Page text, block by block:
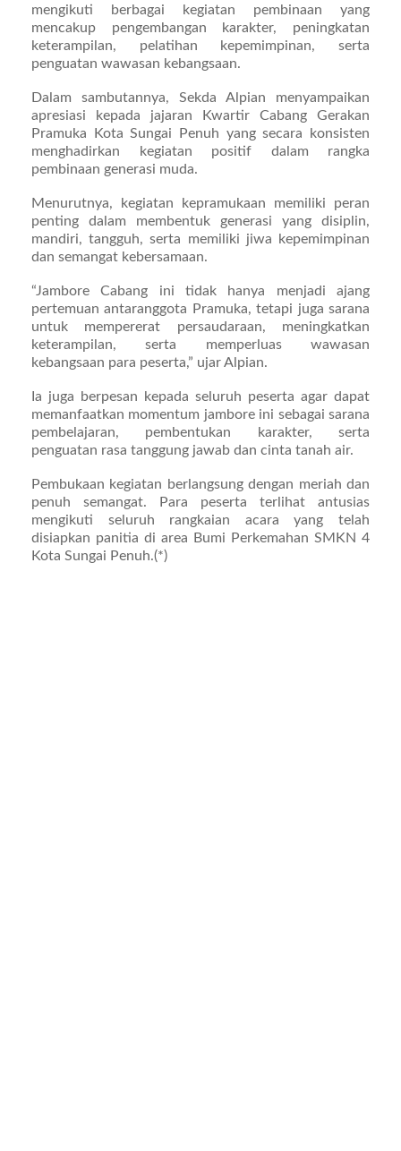
mengikuti berbagai kegiatan pembinaan yang
mencakup pengembangan karakter, peningkatan
keterampilan, pelatihan kepemimpinan, serta
penguatan wawasan kebangsaan.
Dalam sambutannya, Sekda Alpian menyampaikan
apresiasi kepada jajaran Kwartir Cabang Gerakan
Pramuka Kota Sungai Penuh yang secara konsisten
menghadirkan kegiatan positif dalam rangka
pembinaan generasi muda.
Menurutnya, kegiatan kepramukaan memiliki peran
penting dalam membentuk generasi yang disiplin,
mandiri, tangguh, serta memiliki jiwa kepemimpinan
dan semangat kebersamaan.
“Jambore Cabang ini tidak hanya menjadi ajang
pertemuan antaranggota Pramuka, tetapi juga sarana
untuk mempererat persaudaraan, meningkatkan
keterampilan, serta memperluas wawasan
kebangsaan para peserta,” ujar Alpian.
Ia juga berpesan kepada seluruh peserta agar dapat
memanfaatkan momentum jambore ini sebagai sarana
pembelajaran, pembentukan karakter, serta
penguatan rasa tanggung jawab dan cinta tanah air.
Pembukaan kegiatan berlangsung dengan meriah dan
penuh semangat. Para peserta terlihat antusias
mengikuti seluruh rangkaian acara yang telah
disiapkan panitia di area Bumi Perkemahan SMKN 4
Kota Sungai Penuh.(*)